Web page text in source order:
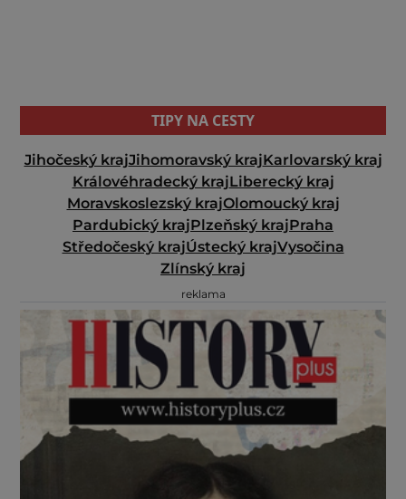
TIPY NA CESTY
Jihočeský krajJihomoravský krajKarlovarský kraj
Královéhradecký krajLiberecký kraj
Moravskoslezský krajOlomoucký kraj
Pardubický krajPlzeňský krajPraha
Středočeský krajÚstecký krajVysočina
Zlínský kraj
reklama